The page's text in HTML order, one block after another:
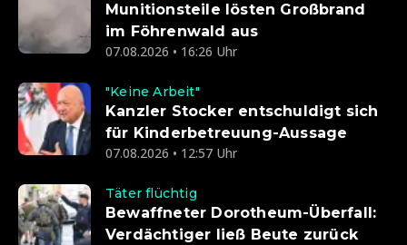
Munitionsteile lösten Großbrand
im Föhrenwald aus
07.08.2026 • 16:26 Uhr
"Keine Arbeit"
Kanzler Stocker entschuldigt sich
für Kinderbetreuung-Aussage
07.08.2026 • 12:57 Uhr
Täter flüchtig
Bewaffneter Dorotheum-Überfall:
Verdächtiger ließ Beute zurück